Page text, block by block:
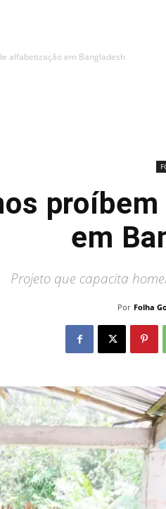
alfabetização em Bangladesh
em
Projeto que capacita
Por Folha